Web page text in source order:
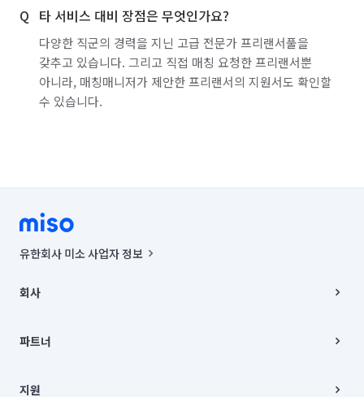
타 서비스 대비 장점은 무엇인가요?
다양한 직군의 경력을 지닌 고급 전문가 프리랜서풀을
갖추고 있습니다. 그리고 직접 매칭 요청한 프리랜서뿐
아니라, 매칭매니저가 제안한 프리랜서의 지원서도 확인할
수 있습니다.
유한회사 미소 사업자 정보
00019 |
주소 | 본사: 서울특별시 종로구 율곡로 6(중학동, 트윈트리빌딩) B동 5층
컨택센터 : 서울특별시 종로구 수송동 율곡로 24, 7층, 8층 미소
상품, 상품정보, 거래에 관한 의무와 책임은 거래당사자에게 있습니다.
회사
채용
파트너
이사
지원